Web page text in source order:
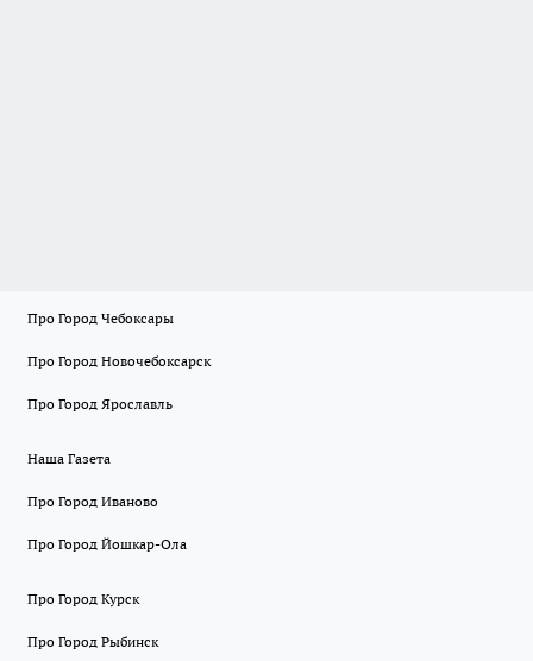
Про Город Чебоксары
Про Город Новочебоксарск
Про Город Ярославль
Наша Газета
Про Город Иваново
Про Город Йошкар-Ола
Про Город Курск
Про Город Рыбинск